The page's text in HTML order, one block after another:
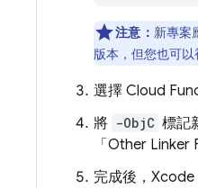
注意： 新專案
版本，但您也可以
選擇 Cloud
將 -ObjC 標記
「Other Linker
完成後，